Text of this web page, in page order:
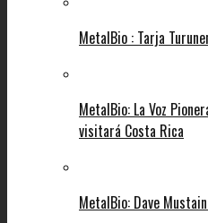
MetalBio : Tarja
MetalBio: La Voz
visitará Costa Rica
MetalBio: Dave